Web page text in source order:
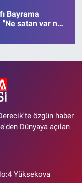
Bayrama
satan var ne
özgün haber
Dünyaya açılan
Yüksekova